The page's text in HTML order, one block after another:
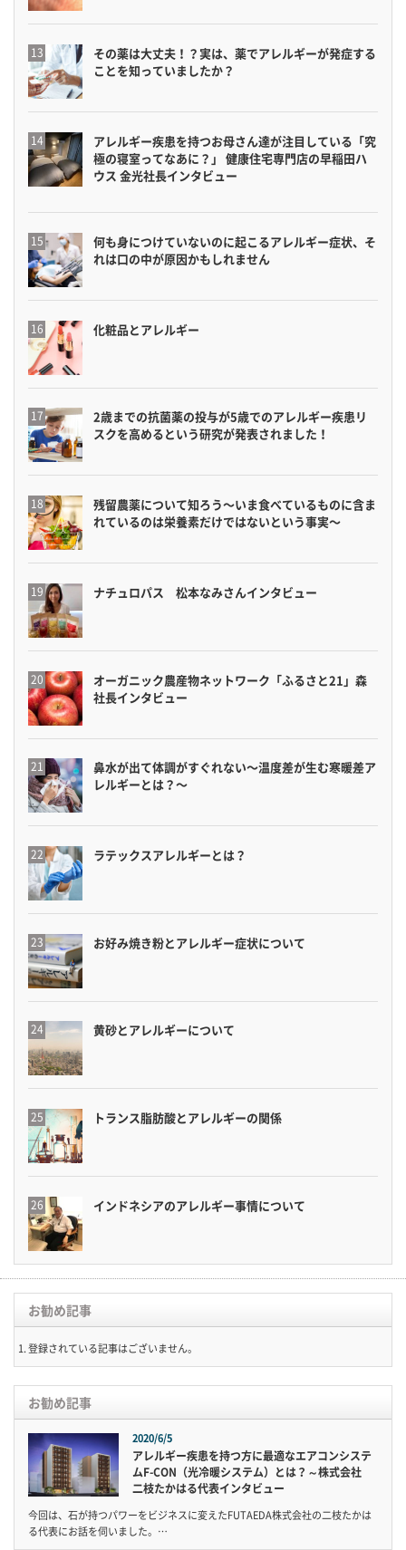
その薬は大丈夫！？実は、薬でアレルギーが発症する
ことを知っていましたか？
アレルギー疾患を持つお母さん達が注目している「究
極の寝室ってなあに？」 健康住宅専門店の早稲田ハ
ウス 金光社長インタビュー
何も身につけていないのに起こるアレルギー症状、そ
れは口の中が原因かもしれません
化粧品とアレルギー
2歳までの抗菌薬の投与が5歳でのアレルギー疾患リ
スクを高めるという研究が発表されました！
残留農薬について知ろう〜いま食べているものに含ま
れているのは栄養素だけではないという事実〜
ナチュロパス 松本なみさんインタビュー
オーガニック農産物ネットワーク「ふるさと21」森
社長インタビュー
鼻水が出て体調がすぐれない〜温度差が生む寒暖差ア
レルギーとは？〜
ラテックスアレルギーとは？
お好み焼き粉とアレルギー症状について
黄砂とアレルギーについて
トランス脂肪酸とアレルギーの関係
インドネシアのアレルギー事情について
お勧め記事
登録されている記事はございません。
お勧め記事
2020/6/5
アレルギー疾患を持つ方に最適なエアコンシステ
ムF-CON（光冷暖システム）とは？～株式会社
二枝たかはる代表インタビュー
今回は、石が持つパワーをビジネスに変えたFUTAEDA株式会社の二枝たかは
る代表にお話を伺いました。…